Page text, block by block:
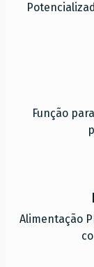
Função
Alimentação